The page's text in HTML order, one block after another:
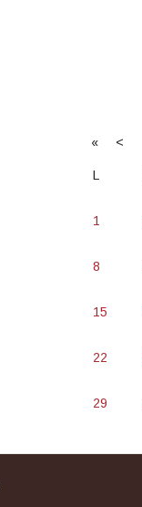
« <
L
1
8
15
22
29